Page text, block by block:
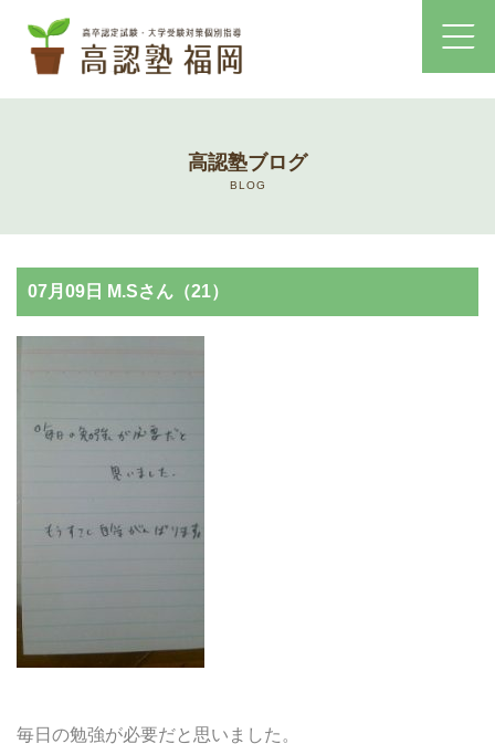
高認塾のご案内
高卒認定試験とは
高卒認定試験にかかる費用
どうやって勉強する？
よくあるご質問
高認塾ブログ
BLOG
07月09日 M.Sさん（21）
毎日の勉強が必要だと思いました。